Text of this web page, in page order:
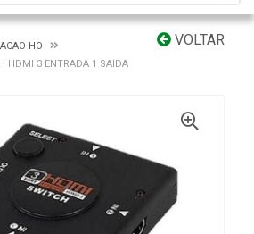
VOLTAR
HO
HDMI 3 ENTRADA 1 SAIDA